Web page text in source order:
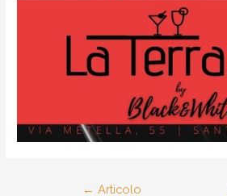
← Articolo